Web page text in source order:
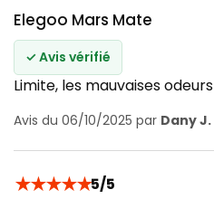
Elegoo Mars Mate
✓ Avis vérifié
Limite, les mauvaises odeurs
Avis du 06/10/2025 par Dany J.
★★★★★5/5